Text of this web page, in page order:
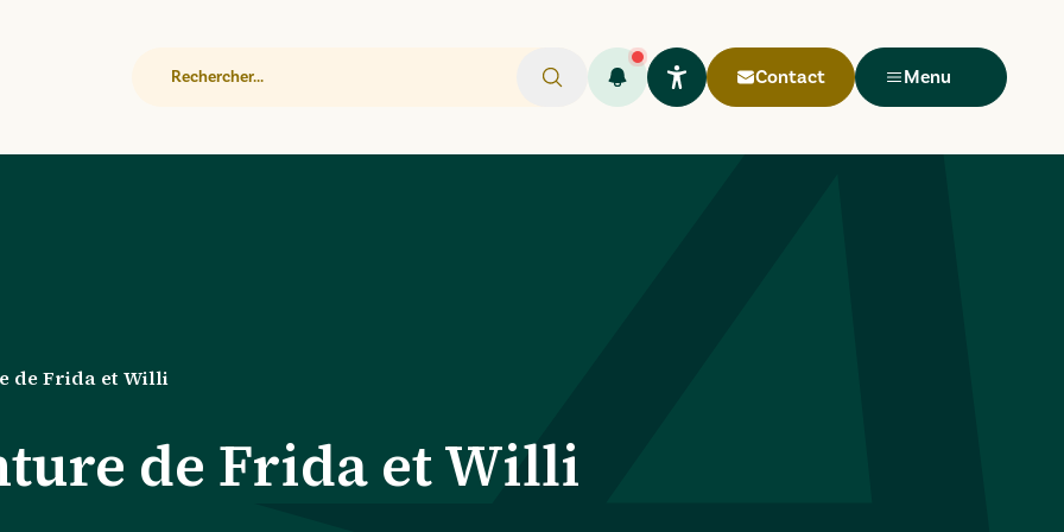
Rechercher
Flash infos (1)
Ouvrir le widget Lisio
Contact Menu
de Frida et Willi
de Frida et Willi